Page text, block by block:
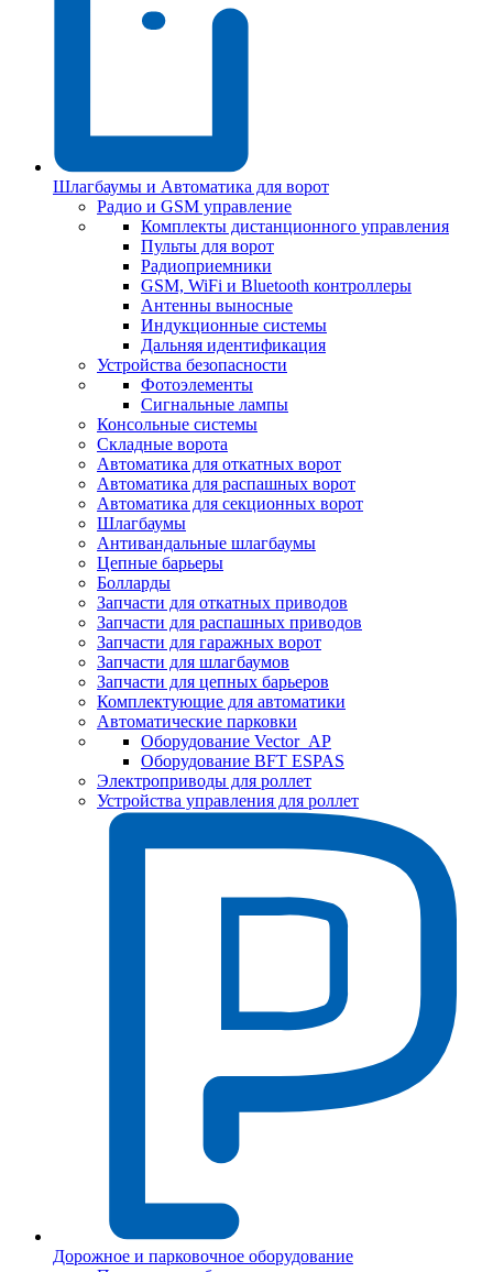
Шлагбаумы и Автоматика для ворот
Радио и GSM управление
Комплекты дистанционного управления
Пульты для ворот
Радиоприемники
GSM, WiFi и Bluetooth контроллеры
Антенны выносные
Индукционные системы
Дальняя идентификация
Устройства безопасности
Фотоэлементы
Сигнальные лампы
Консольные системы
Складные ворота
Автоматика для откатных ворот
Автоматика для распашных ворот
Автоматика для секционных ворот
Шлагбаумы
Антивандальные шлагбаумы
Цепные барьеры
Болларды
Запчасти для откатных приводов
Запчасти для распашных приводов
Запчасти для гаражных ворот
Запчасти для шлагбаумов
Запчасти для цепных барьеров
Комплектующие для автоматики
Автоматические парковки
Оборудование Vector_AP
Оборудование BFT ESPAS
Электроприводы для роллет
Устройства управления для роллет
Дорожное и парковочное оборудование